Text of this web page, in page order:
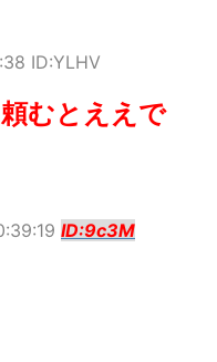
ID:YLHV
むとええで
ID:9c3M